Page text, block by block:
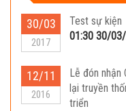
30/03
2017
Test sự kiện
01:30 30/
12/11
2016
Lễ đón nhận
lại truyền
triển